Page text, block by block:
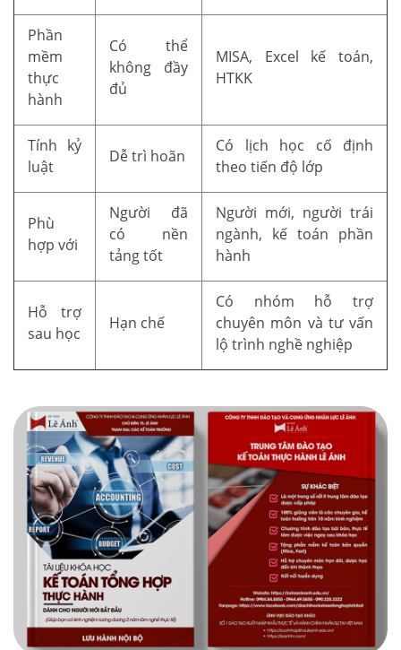
Phần
mềm
thực
hành
Có thể
không đầy
đủ
MISA, Excel kế toán,
HTKK
Tính kỷ
luật
Dễ trì hoãn
Có lịch học cố định
theo tiến độ lớp
Phù
hợp với
Người đã
có nền
tảng tốt
Người mới, người trái
ngành, kế toán phần
hành
Hỗ trợ
sau học
Hạn chế
Có nhóm hỗ trợ
chuyên môn và tư vấn
lộ trình nghề nghiệp